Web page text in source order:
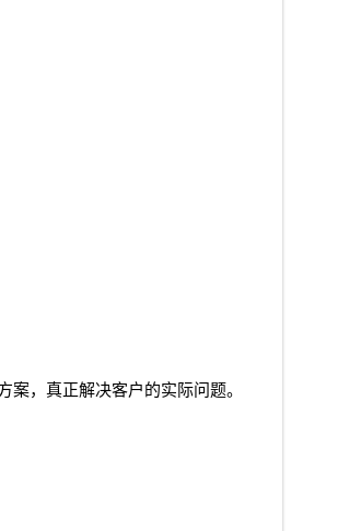
，真正解决客户的实际问题。